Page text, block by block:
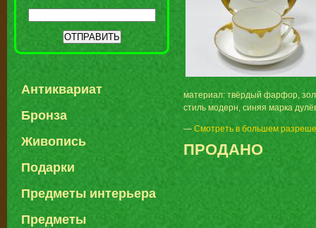
Антиквариат
Бронза
Живопись
Подарки
Предметы интерьера
Предметы
материал: твёрдый фарфор,
стиль модерн, синяя марка
— Смотреть в большем
ПРОДАНО